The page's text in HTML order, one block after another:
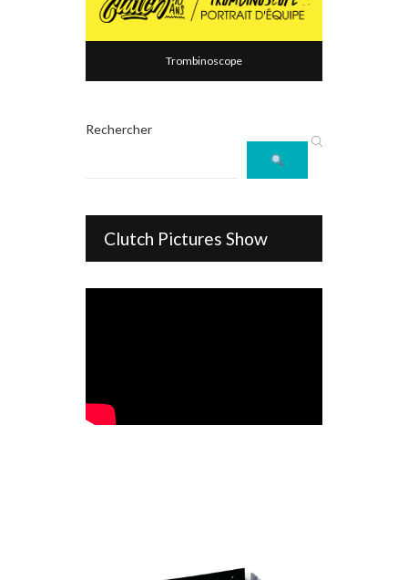
Trombinoscope
Rechercher
Clutch Pictures Show